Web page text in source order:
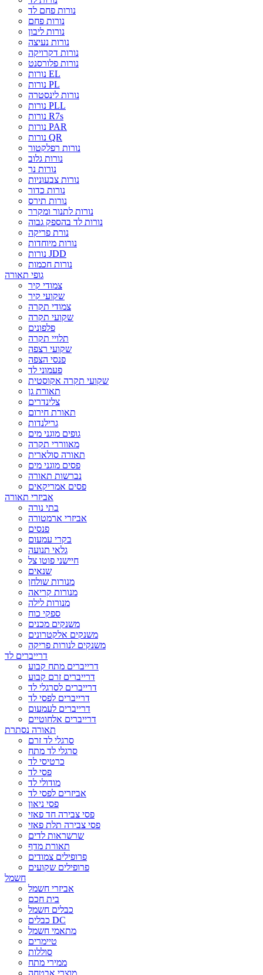
נורות פחם לד
נורות פחם
נורות ליבון
נורות נעיצה
נורות דקרויקה
נורות פלורסנט
נורות EL
נורות PL
נורות לינסטרה
נורות PLL
נורות R7s
נורות PAR
נורות QR
נורות רפלקטור
נורות גלוב
נורות נר
נורות צבעוניות
נורות כדור
נורות תירס
נורות לתנור ומקרר
נורות לד בהספק גבוה
נורת פריקה
נורות מיוחדות
נורות JDD
נורות חכמות
גופי תאורה
צמודי קיר
שקועי קיר
צמודי תקרה
שקועי תקרה
פלפונים
תלויי תקרה
שקועי רצפה
פנסי הצפה
פעמוני לד
שקועי תקרה אקוסטית
תאורת גן
צלינדרים
תאורת חירום
גרילנדות
גופים מוגני מים
מאווררי תקרה
תאורה סולארית
פסים מוגני מים
נברשות תאורה
פסים אמריקאים
אביזרי תאורה
בתי נורה
אביזרי ארמטורה
פנסים
בקרי עמעום
גלאי תנועה
חיישני פוטו צל
שנאים
מנורות שולחן
מנורות קריאה
מנורות לילה
ספקי כוח
משנקים מכנים
משנקים אלקטרונים
משנקים לנורות פריקה
דרייברים לד
דרייברים מתח קבוע
דרייברים זרם קבוע
דרייברים לסרגלי לד
דרייברים לפסי לד
דרייברים לעמעום
דרייברים אלחוטיים
תאורה נסתרת
סרגלי לד זרם
סרגלי לד מתח
כרטיסי לד
פסי לד
מודולי לד
אביזרים לפסי לד
פסי ניאון
פסי צבירה חד פאזי
פסי צבירה תלת פאזי
שרשראות לדים
תאורת מדף
פרופילים צמודים
פרופילים שקועים
חשמל
אביזרי חשמל
בית חכם
כבלים חשמל
כבלים DC
מתאמי חשמל
טיימרים
סוללות
ממירי מתח